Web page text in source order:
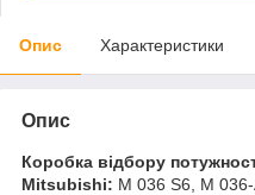
Опис Характеристики
Опис
Коробка відбору
Mitsubishi: M 036 S6, M